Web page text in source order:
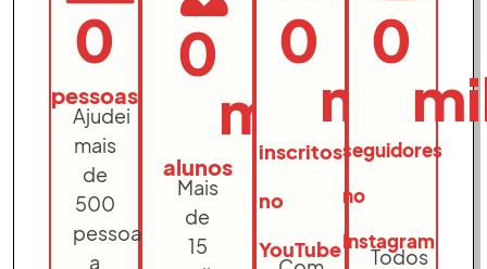
pessoas
0
Ajudei
mais
de
500
pessoas
a
alunos
0
mil
Mais
de
15
inscritos
no
YouTube
0
mil
seguidores
no
Instagram
0
Todos